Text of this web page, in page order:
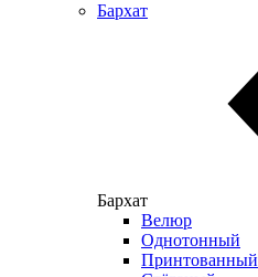
Бархат
Бархат
Велюр
Однотонный
Принтованный